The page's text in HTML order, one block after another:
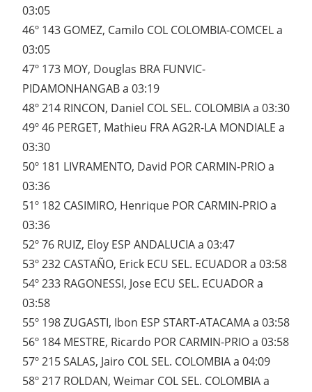
03:05
46º 143 GOMEZ, Camilo COL COLOMBIA-COMCEL a
03:05
47º 173 MOY, Douglas BRA FUNVIC-
PIDAMONHANGAB a 03:19
48º 214 RINCON, Daniel COL SEL. COLOMBIA a 03:30
49º 46 PERGET, Mathieu FRA AG2R-LA MONDIALE a
03:30
50º 181 LIVRAMENTO, David POR CARMIN-PRIO a
03:36
51º 182 CASIMIRO, Henrique POR CARMIN-PRIO a
03:36
52º 76 RUIZ, Eloy ESP ANDALUCIA a 03:47
53º 232 CASTAÑO, Erick ECU SEL. ECUADOR a 03:58
54º 233 RAGONESSI, Jose ECU SEL. ECUADOR a
03:58
55º 198 ZUGASTI, Ibon ESP START-ATACAMA a 03:58
56º 184 MESTRE, Ricardo POR CARMIN-PRIO a 03:58
57º 215 SALAS, Jairo COL SEL. COLOMBIA a 04:09
58º 217 ROLDAN, Weimar COL SEL. COLOMBIA a